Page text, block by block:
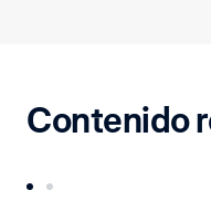
Contenido